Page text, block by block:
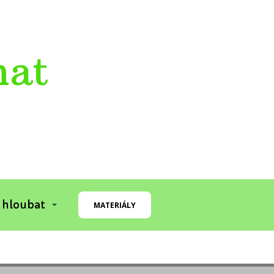
hloubat MATERIÁLY